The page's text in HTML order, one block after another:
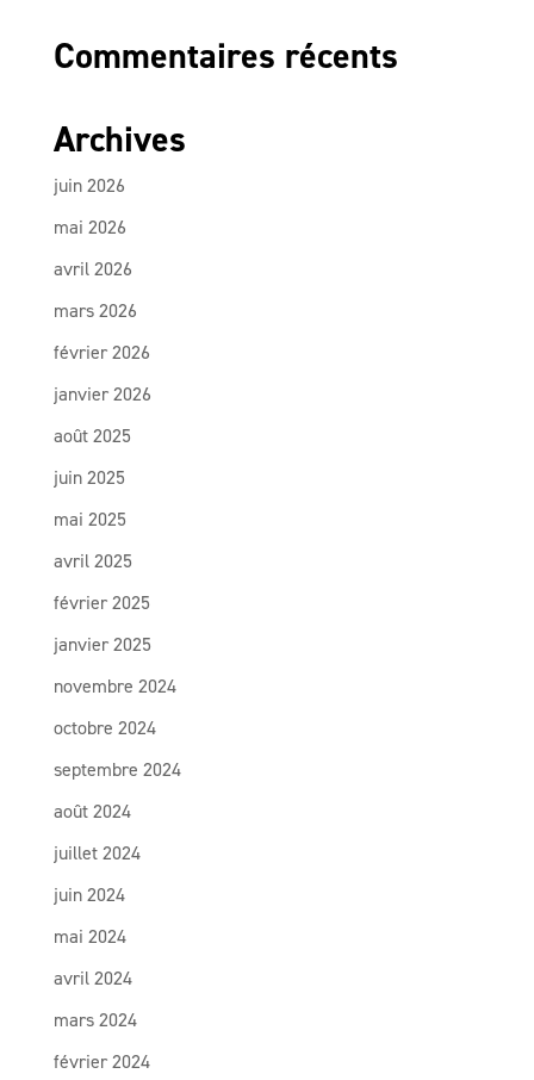
Commentaires récents
Archives
juin 2026
mai 2026
avril 2026
mars 2026
février 2026
janvier 2026
août 2025
juin 2025
mai 2025
avril 2025
février 2025
janvier 2025
novembre 2024
octobre 2024
septembre 2024
août 2024
juillet 2024
juin 2024
mai 2024
avril 2024
mars 2024
février 2024